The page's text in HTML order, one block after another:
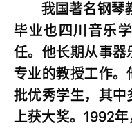
我国著名钢琴
毕业也四川音乐
任。他长期从事
专业的教授工作
批优秀学生，其
上获大奖。1992